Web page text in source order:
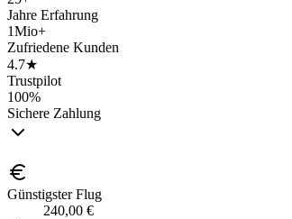
Jahre Erfahrung
1Mio+
Zufriedene Kunden
4.7★
Trustpilot
100%
Sichere Zahlung
Günstigster Flug
240,00 €